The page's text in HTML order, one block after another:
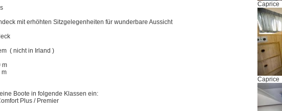
mit erhöhten Sitzgelegenheiten für wunderbare Aussicht
( nicht in Irland )
Boote in folgende Klassen ein:
Plus / Premier
Caprice
Caprice